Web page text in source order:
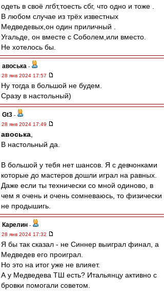
одеть в своё лгбт,тоесть сбг, что одно и тоже .
В любом случае из трёх известных
Медведевых,он один приличный .
Угальде, он вместе с Соболем,или вместо.
Не хотелось бы.
авоська -
28 янв 2024 17:57
Ну тогда в большой не будем.
Сразу в настольный)
Gt3 -
28 янв 2024 17:49
авоська
В настольный да.
В большой у тебя нет шансов. Я с девчонками
которые до мастеров дошли играл на равных.
Даже если ты технически со мной одиново, в
чем я очень и очень сомневаюсь, то физически
не продышигь.
Карелин -
28 янв 2024 17:32
Я бы так сказал - не Синнер выиграл финал, а
Медведев его проиграл.
Но это на итог уже не влияет.
А у Медведева ТШ есть? Итальянцу активно с
бровки помогали советом.